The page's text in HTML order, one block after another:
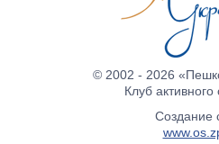
© 2002 - 2026
Клуб активного
Создание